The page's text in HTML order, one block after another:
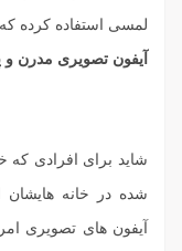
لمسی استفاده کرده که
آیفون تصویری مدرن و
شاید برای افرادی
شده در خانه هایشان
آیفون های تصویری